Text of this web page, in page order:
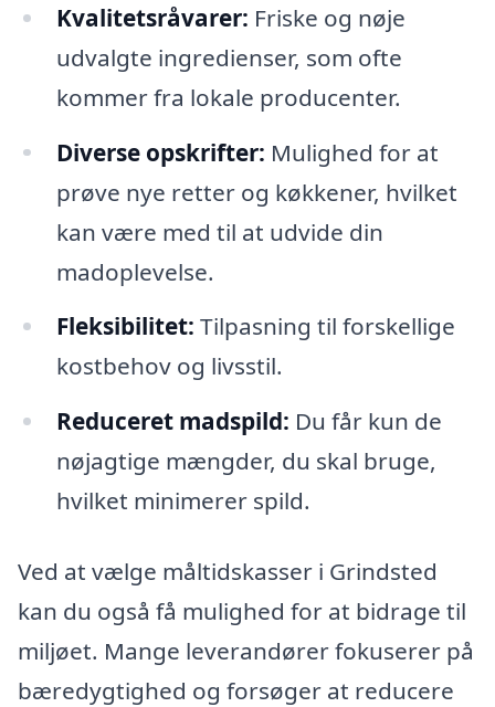
Kvalitetsråvarer: Friske og nøje
udvalgte ingredienser, som ofte
kommer fra lokale producenter.
Diverse opskrifter: Mulighed for at
prøve nye retter og køkkener, hvilket
kan være med til at udvide din
madoplevelse.
Fleksibilitet: Tilpasning til forskellige
kostbehov og livsstil.
Reduceret madspild: Du får kun de
nøjagtige mængder, du skal bruge,
hvilket minimerer spild.
Ved at vælge måltidskasser i Grindsted
kan du også få mulighed for at bidrage til
miljøet. Mange leverandører fokuserer på
bæredygtighed og forsøger at reducere